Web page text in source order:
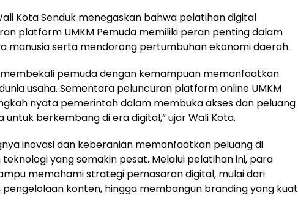
Kota Senduk menegaskan bahwa pelatihan digital
platform UMKM Pemuda memiliki peran penting dalam
manusia serta mendorong pertumbuhan ekonomi daerah.
pemuda dengan kemampuan memanfaatkan
usaha. Sementara peluncuran platform online UMKM
nyata pemerintah dalam membuka akses dan peluang
untuk berkembang di era digital,” ujar Wali Kota.
inovasi dan keberanian memanfaatkan peluang di
yang semakin pesat. Melalui pelatihan ini, para
memahami strategi pemasaran digital, mulai dari
pengelolaan konten, hingga membangun branding yang kuat